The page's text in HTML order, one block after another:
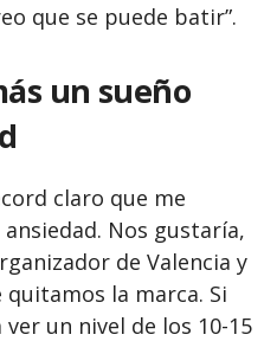
que se puede batir”.
un sueño
claro que me
Nos gustaría,
de Valencia y
la marca. Si
ver un nivel de los 10-15